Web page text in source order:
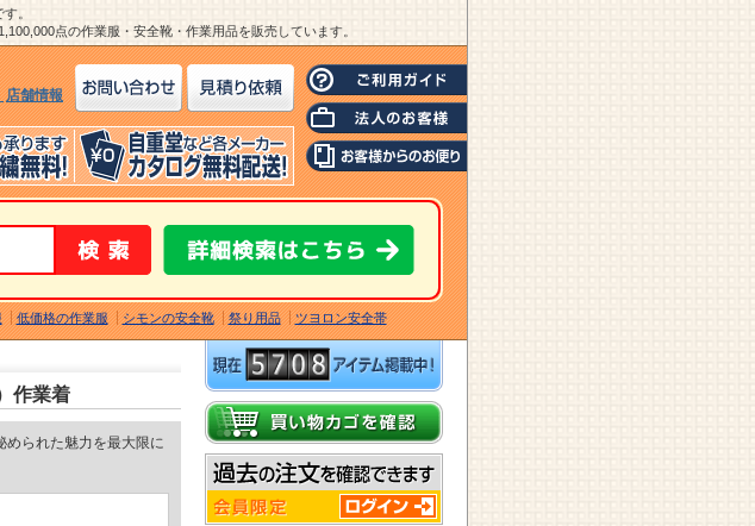
。
点の作業服・安全靴・作業用品を販売しています。
店舗情報
低価格の作業服 シモンの安全靴 祭り用品 ツヨロン安全帯
作業着
められた魅力を最大限に